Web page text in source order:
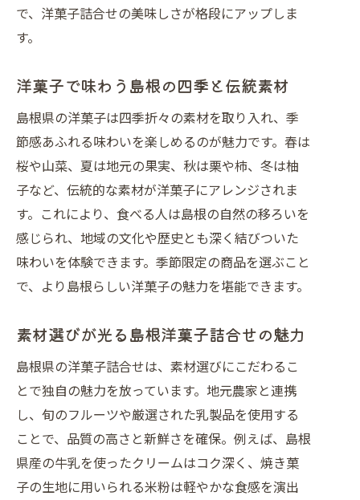
で、洋菓子詰合せの美味しさが格段にアップしま
す。
洋菓子で味わう島根の四季と伝統素材
島根県の洋菓子は四季折々の素材を取り入れ、季
節感あふれる味わいを楽しめるのが魅力です。春は
桜や山菜、夏は地元の果実、秋は栗や柿、冬は柚
子など、伝統的な素材が洋菓子にアレンジされま
す。これにより、食べる人は島根の自然の移ろいを
感じられ、地域の文化や歴史とも深く結びついた
味わいを体験できます。季節限定の商品を選ぶこと
で、より島根らしい洋菓子の魅力を堪能できます。
素材選びが光る島根洋菓子詰合せの魅力
島根県の洋菓子詰合せは、素材選びにこだわるこ
とで独自の魅力を放っています。地元農家と連携
し、旬のフルーツや厳選された乳製品を使用する
ことで、品質の高さと新鮮さを確保。例えば、島根
県産の牛乳を使ったクリームはコク深く、焼き菓
子の生地に用いられる米粉は軽やかな食感を演出